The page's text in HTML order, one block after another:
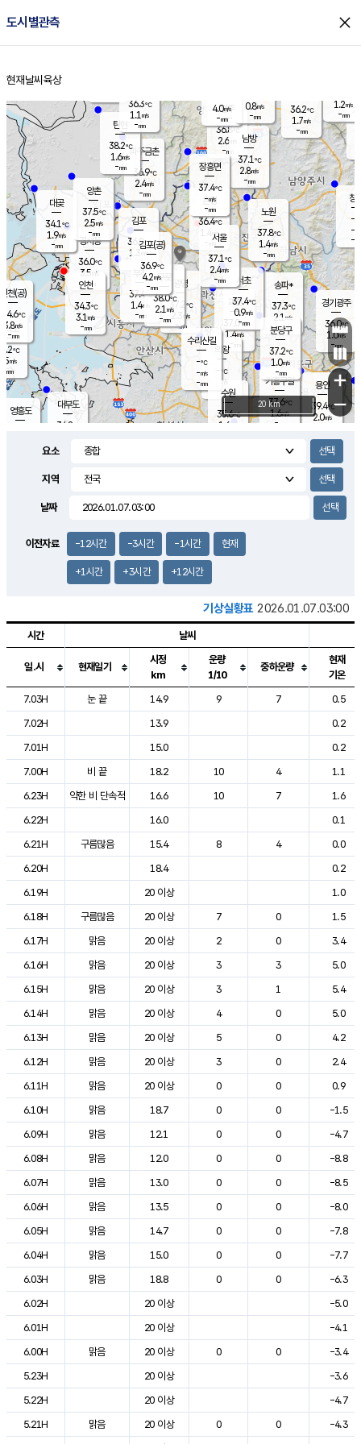
도시별관측 close
홈
현재날씨 육상
의도
℃
m/s
mm
영흥도
양주
36.8℃
2.6
-mm
과천
37.0℃
1.4m/s
- mm
용인
39.4℃
2.0m/s
경기광주
36.0℃
1.0m/s
-mm
3.0m/s
대부도
34.8
경서동
36.0℃
3.5 m/s
-mm
파주금촌
36.9℃
2.4m/s
-mm
36.2℃
1.7m/s
-mm
대곶
34.1℃
1.9m/s
-mm
창
-
-m/
-
탄현
38.2℃
1.6m/s
-mm
1.2m/s
-mm
의왕
- ℃
m/s
mm
김포
36.8℃
1.3 m/s
mm
광명
37.2 ℃
2.3 m/s
-mm
부천
37.4℃
1.4m/s
-mm
양촌
37.5℃
2.5m/s
-mm
구로
38.0℃
2.1 m/s
-mm
은평
36.4℃
1.4 m/s
- mm
노원
37.8℃
1.4m/s
-mm
송파*
37.3℃
2.1 m/s
-mm
서초
37.4℃
0.9m/s
-mm
남방
37.1℃
2.8m/s
-mm
기흥구갈
37.6℃
1.6m/s
-
수리산길
-℃
-m/s
-mm
분당구
37.2℃
1.0m/s
-mm
장흥면
37.4℃
-m/s
-mm
4.0m/s
-mm
인천(공)
34.6℃
3.8m/s
-mm
김포(공)
36.9℃
4.2m/s
-mm
수원
35.6℃
1.6 m/s
인천
34.3℃
3.1 m/s
-mm
서울
37.1℃
2.4m/s
-mm
36.3℃
1.1 m/s
-mm
0.8m/s
-mm
+
−
20 km
요소
지역
날짜
이전자료 -12시간 -3시간 -1시간 현재
+1시간 +3시간 +12시간
기상실황표 2026.01.07.03:00
도시별 기상실황표로 지점, 날씨, 기온, 강수, 바람, 기압등을 안내한 표입
시간 날씨
일.시 현재일기
시정
km
운량
1/10
중하운량
현재
기온
7.03H
눈 끝 14.9 9 7
0.5
7.02H
13.9
0.2
7.01H
15.0
0.2
7.00H
비 끝 18.2 10 4
1.1
6.23H
약한 비 단속적 16.6 10 7
1.6
6.22H
16.0
0.1
6.21H
구름많음 15.4 8 4
0.0
6.20H
18.4
0.2
6.19H
20 이상
1.0
6.18H
구름많음 20 이상 7 0
1.5
6.17H
맑음 20 이상 2 0
3.4
6.16H
맑음 20 이상 3 3
5.0
6.15H
맑음 20 이상 3 1
5.4
6.14H
맑음 20 이상 4 0
5.0
6.13H
맑음 20 이상 5 0
4.2
6.12H
맑음 20 이상 3 0
2.4
6.11H
맑음 20 이상 0 0
0.9
6.10H
맑음 18.7 0 0
-1.5
6.09H
맑음 12.1 0 0
-4.7
6.08H
맑음 12.0 0 0
-8.8
6.07H
맑음 13.0 0 0
-8.5
6.06H
맑음 13.5 0 0
-8.0
6.05H
맑음 14.7 0 0
-7.8
6.04H
맑음 15.0 0 0
-7.7
6.03H
맑음 18.8 0 0
-6.3
6.02H
20 이상
-5.0
6.01H
20 이상
-4.1
6.00H
맑음 20 이상 0 0
-3.4
5.23H
20 이상
-3.6
5.22H
20 이상
-4.7
5.21H
맑음 20 이상 0 0
-4.3